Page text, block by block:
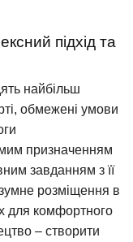
підхід та
найбільш
обмежені умови
призначенням
завданням з її
розміщення в
для комфортного
– створити